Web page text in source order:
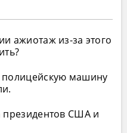
ажиотаж из-за этого
машину
президентов США и